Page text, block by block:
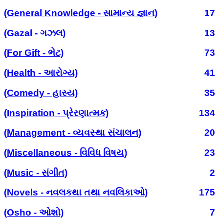
(General Knowledge - સામાન્ય જ્ઞાન)
17
(Gazal - ગઝલ)
13
(For Gift - ભેટ)
73
(Health - આરોગ્ય)
41
(Comedy - હાસ્ય)
35
(Inspiration - પ્રેરણાત્મક)
134
(Management - વ્યવસ્થા સંચાલન)
20
(Miscellaneous - વિવિધ વિષય)
23
(Music - સંગીત)
2
(Novels - નવલકથા તથા નવલિકાઓ)
175
(Osho - ઓશો)
7